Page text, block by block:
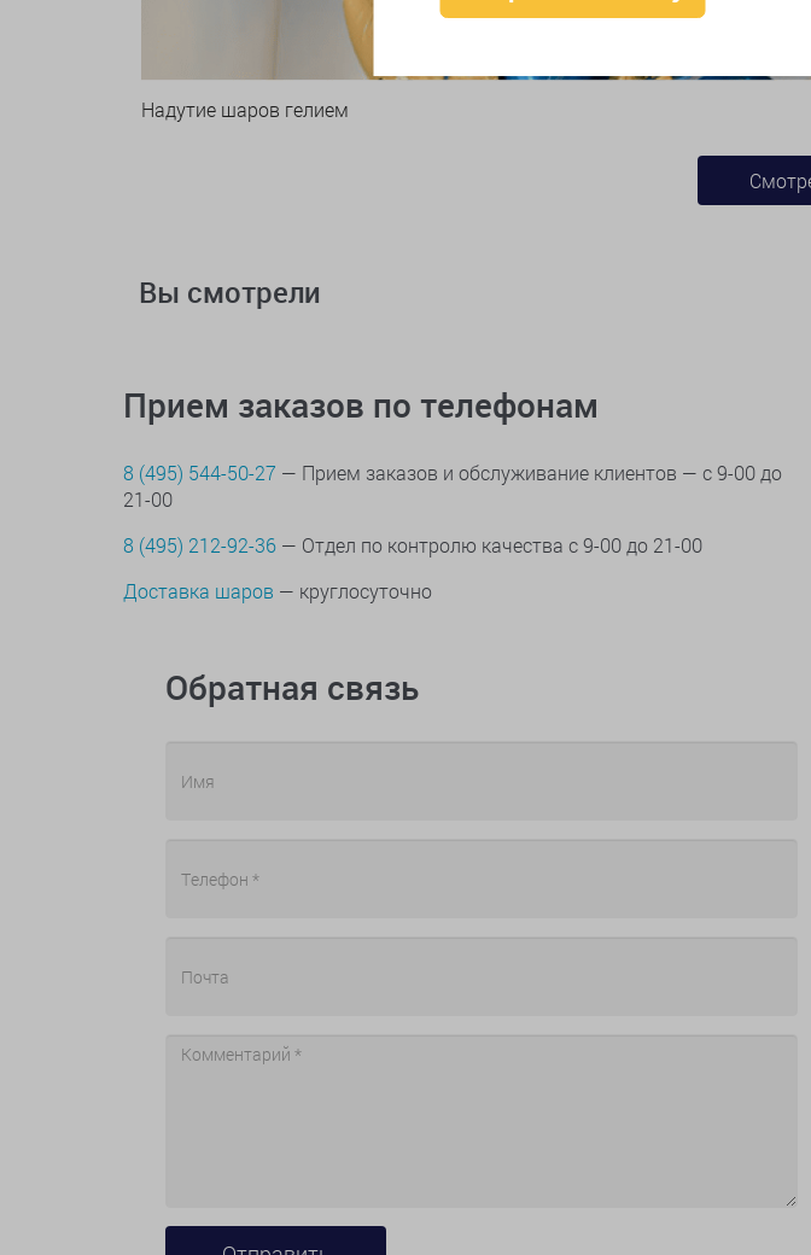
Надутие шаров гелием
Вы смотрели
Прием заказов по телефонам
8 (495) 544-50-27 — Прием заказов и обслуживание клиентов — с 9-00 до
21-00
8 (495) 212-92-36 — Отдел по контролю качества с 9-00 до 21-00
Доставка шаров — круглосуточно
Обратная связь